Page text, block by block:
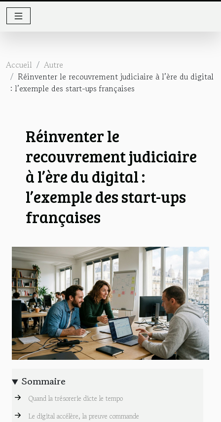
Accueil
Autre
Réinventer le recouvrement judiciaire à l’ère du digital
: l’exemple des start-ups françaises
Réinventer le
recouvrement judiciaire
à l’ère du digital :
l’exemple des start-ups
françaises
Sommaire
Quand la trésorerie dicte le tempo
Le digital accélère, la preuve commande